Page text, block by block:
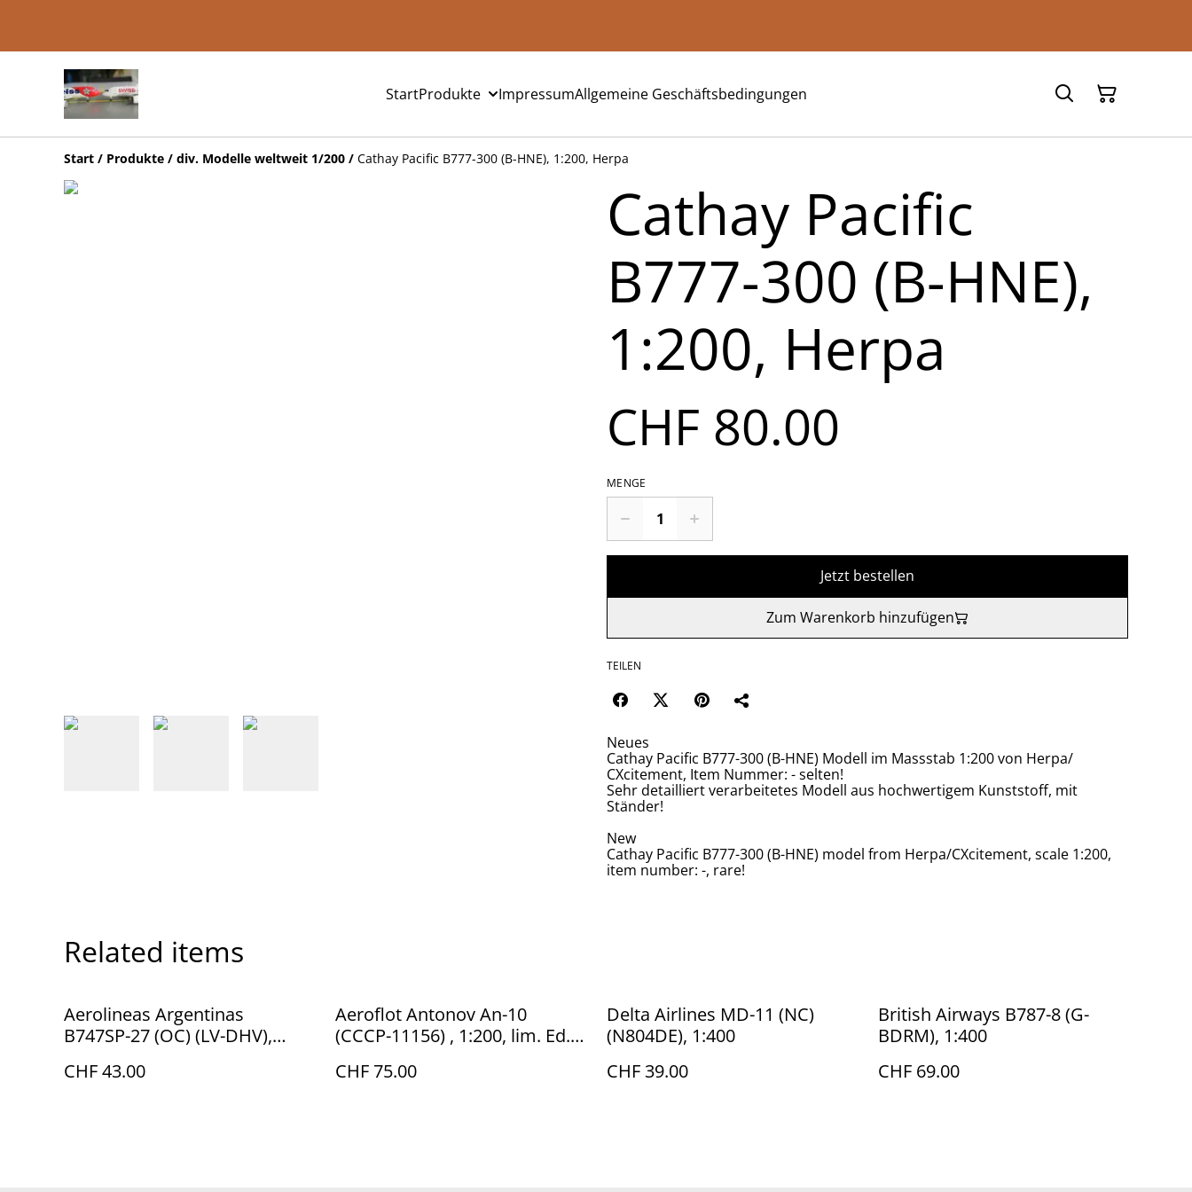
StartProdukte ImpressumAllgemeine Geschäftsbedingungen
Start / Produkte / div. Modelle weltweit 1/200 / Cathay Pacific B777-300 (B-HNE), 1:200, Herpa
Cathay Pacific
B777-300 (B-HNE),
1:200, Herpa
CHF 80.00
MENGE
Jetzt bestellen
Zum Warenkorb hinzufügen
TEILEN
Neues
Cathay Pacific B777-300 (B-HNE) Modell im Massstab 1:200 von Herpa/
CXcitement, Item Nummer: - selten!
Sehr detailliert verarbeitetes Modell aus hochwertigem Kunststoff, mit
Ständer!
New
Cathay Pacific B777-300 (B-HNE) model from Herpa/CXcitement, scale 1:200,
item number: -, rare!
Related items
Aerolineas Argentinas
B747SP-27 (OC) (LV-DHV),
CHF 43.00
Aeroflot Antonov An-10
(CCCP-11156) , 1:200, lim. Ed.
CHF 75.00
Delta Airlines MD-11 (NC)
(N804DE), 1:400
CHF 39.00
British Airways B787-8 (G-
BDRM), 1:400
CHF 69.00